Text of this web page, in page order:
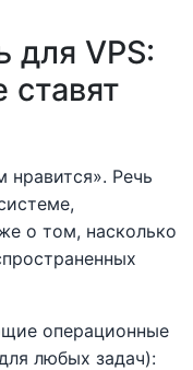
для VPS:
ставят
Речь
о том, насколько
операционные
любых задач):